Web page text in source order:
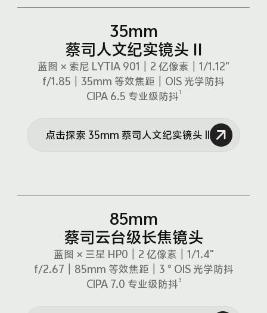
35mm
蔡司人文纪实镜头 II
蓝图 × 索尼 LYTIA 901｜2 亿像素｜1/1.12"
f/1.85
35mm 等效焦距｜OIS 光学防抖
CIPA 6.5 专业级防抖1
点击探索 35mm 蔡司人文纪实镜头 II
85mm
蔡司云台级长焦镜头
蓝图 × 三星 HP0｜2 亿像素｜1/1.4"
f/2.67
85mm 等效焦距｜3 ° OIS 光学防抖
CIPA 7.0 专业级防抖 3